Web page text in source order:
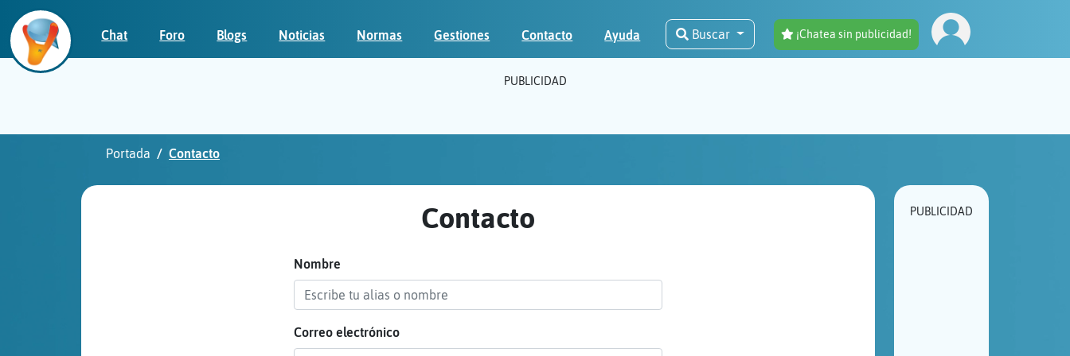
Chat Foro Blogs Noticias Normas Gestiones Contacto Ayuda Buscar ¡Chatea sin publicidad!
PUBLICIDAD
Portada Contacto
Contacto
Nombre
Correo electrónico
PUBLICIDAD
Iniciar